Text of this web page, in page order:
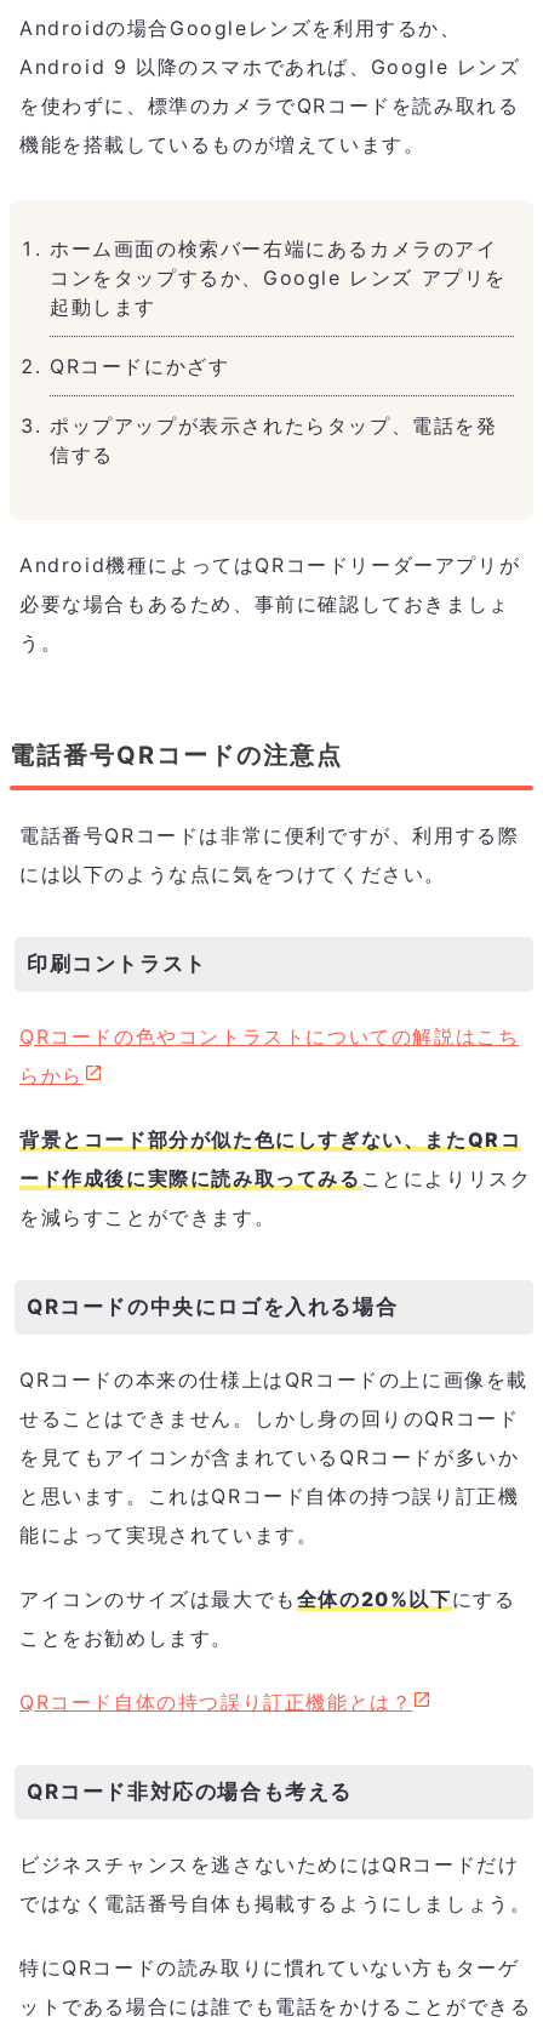
Androidの場合Googleレンズを利用するか、
Android 9 以降のスマホであれば、Google レンズ
を使わずに、標準のカメラでQRコードを読み取れる
機能を搭載しているものが増えています。
ホーム画面の検索バー右端にあるカメラのアイ
コンをタップするか、Google レンズ アプリを
起動します
QRコードにかざす
ポップアップが表示されたらタップ、電話を発
信する
Android機種によってはQRコードリーダーアプリが
必要な場合もあるため、事前に確認しておきましょ
う。
電話番号QRコードの注意点
電話番号QRコードは非常に便利ですが、利用する際
には以下のような点に気をつけてください。
印刷コントラスト
QRコードの色やコントラストについての解説はこち
らから
背景とコード部分が似た色にしすぎない、またQRコ
ード作成後に実際に読み取ってみる ことによりリスク
を減らすことができます。
QRコードの中央にロゴを入れる場合
QRコードの本来の仕様上はQRコードの上に画像を載
せることはできません。しかし身の回りのQRコード
を見てもアイコンが含まれているQRコードが多いか
と思います。これはQRコード自体の持つ誤り訂正機
能によって実現されています。
アイコンのサイズは最大でも 全体の20%以下にする
ことをお勧めします。
QRコード自体の持つ誤り訂正機能とは？
QRコード非対応の場合も考える
ビジネスチャンスを逃さないためにはQRコードだけ
ではなく電話番号自体も掲載するようにしましょう。
特にQRコードの読み取りに慣れていない方もターゲ
ットである場合には誰でも電話をかけることができる